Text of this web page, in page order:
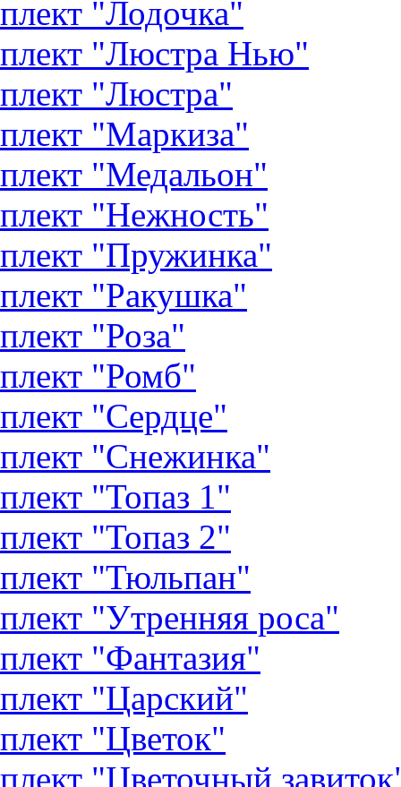
"Лодочка"
"Люстра Нью"
"Люстра"
"Маркиза"
"Медальон"
"Нежность"
"Пружинка"
"Ракушка"
"Роза"
"Ромб"
"Сердце"
"Снежинка"
"Топаз 1"
"Топаз 2"
"Тюльпан"
"Утренняя роса"
"Фантазия"
"Царский"
"Цветок"
"Цветочный